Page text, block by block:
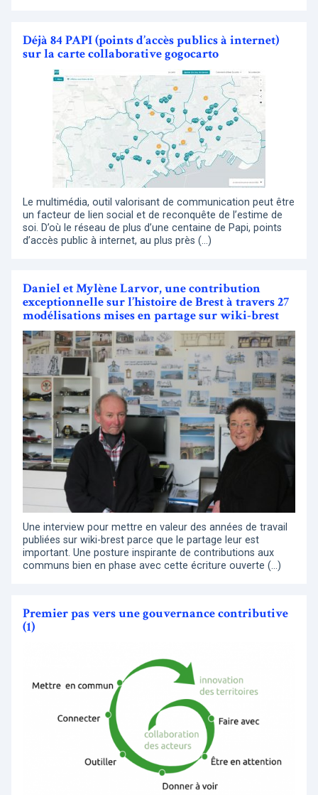
Déjà 84 PAPI (points d’accès publics à internet)
sur la carte collaborative gogocarto
Le multimédia, outil valorisant de communication peut être
un facteur de lien social et de reconquête de l’estime de
soi. D’où le réseau de plus d’une centaine de Papi, points
d’accès public à internet, au plus près (…)
Daniel et Mylène Larvor, une contribution
exceptionnelle sur l’histoire de Brest à travers 27
modélisations mises en partage sur wiki-brest
Une interview pour mettre en valeur des années de travail
publiées sur wiki-brest parce que le partage leur est
important. Une posture inspirante de contributions aux
communs bien en phase avec cette écriture ouverte (…)
Premier pas vers une gouvernance contributive
(1)